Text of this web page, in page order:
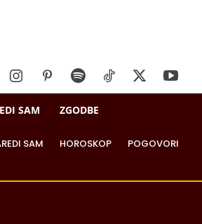
SAM ZGODBE
SAM HOROSKOP POGOVORI